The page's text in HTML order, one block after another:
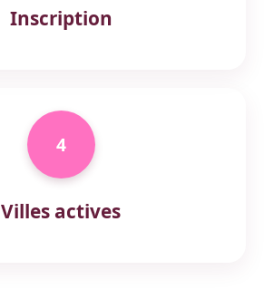
Inscription
4
Villes actives